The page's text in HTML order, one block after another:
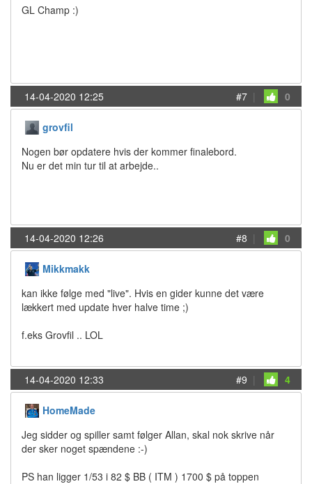
GL Champ :)
14-04-2020 12:25 #7 | 0
grovfil
Nogen bør opdatere hvis der kommer finalebord.
Nu er det min tur til at arbejde..
14-04-2020 12:26 #8 | 0
Mikkmakk
kan ikke følge med "live". Hvis en gider kunne det være
lækkert med update hver halve time ;)
f.eks Grovfil .. LOL
14-04-2020 12:33 #9 | 4
HomeMade
Jeg sidder og spiller samt følger Allan, skal nok skrive når
der sker noget spændene :-)
PS han ligger 1/53 i 82 $ BB ( ITM ) 1700 $ på toppen